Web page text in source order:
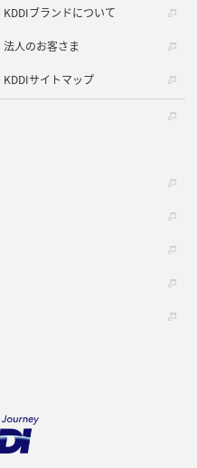
KDDIブランドについて
法人のお客さま
KDDIサイトマップ